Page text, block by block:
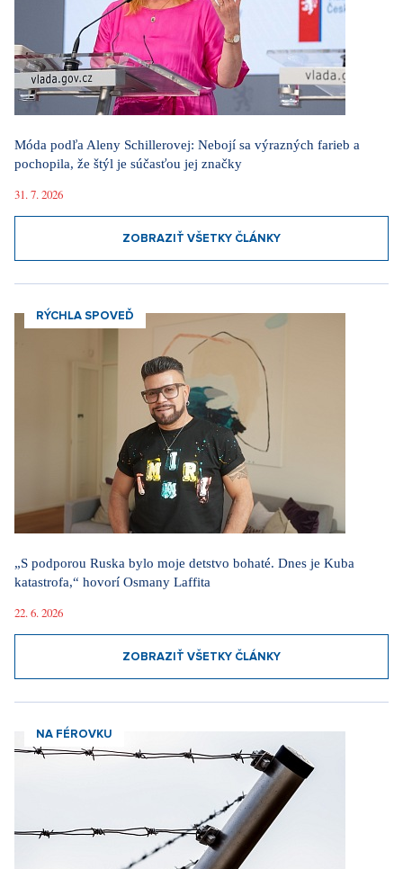
Móda podľa Aleny Schillerovej: Nebojí sa výrazných farieb a
pochopila, že štýl je súčasťou jej značky
31. 7. 2026
ZOBRAZIŤ VŠETKY ČLÁNKY
RÝCHLA SPOVEĎ
„S podporou Ruska bylo moje detstvo bohaté. Dnes je Kuba
katastrofa,“ hovorí Osmany Laffita
22. 6. 2026
ZOBRAZIŤ VŠETKY ČLÁNKY
NA FÉROVKU